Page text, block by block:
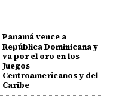
Panamá vence a
República Dominicana y
va por el oro en los
Juegos
Centroamericanos y del
Caribe